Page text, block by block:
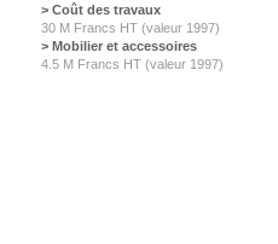
> Coût des travaux
30 M Francs HT (valeur 1997)
> Mobilier et accessoires
4.5 M Francs HT (valeur 1997)